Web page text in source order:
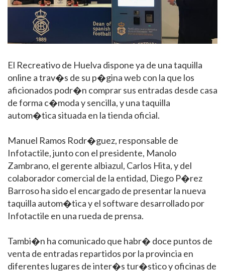
INFOTACTILE EXPONE EN LA
PRINCIPAL FERIA TURÍSTICA DE
10/11/2017
INFOTACTILE EXPONE EN EL
PRIMER MERCADO DE LAS ARTES
DE NAVARRA
06/07/2017
EL TURISMO DE ALTAFULLA Y SALOU
YA PUEDE CONSULTARSE A PIE DE
CALLE
12/04/2017
EXPOFRANQUICIA CON MÚLTIPLES
LÍNEAS DE NEGOCIO
El Recreativo de Huelva dispone ya de una taquilla
online a trav�s de su p�gina web con la que los
aficionados podr�n comprar sus entradas desde casa
de forma c�moda y sencilla, y una taquilla
autom�tica situada en la tienda oficial.
Manuel Ramos Rodr�guez, responsable de
Infotactile, junto con el presidente, Manolo
Zambrano, el gerente albiazul, Carlos Hita, y del
colaborador comercial de la entidad, Diego P�rez
Barroso ha sido el encargado de presentar la nueva
taquilla autom�tica y el software desarrollado por
Infotactile en una rueda de prensa.
Tambi�n ha comunicado que habr� doce puntos de
venta de entradas repartidos por la provincia en
diferentes lugares de inter�s tur�stico y oficinas de